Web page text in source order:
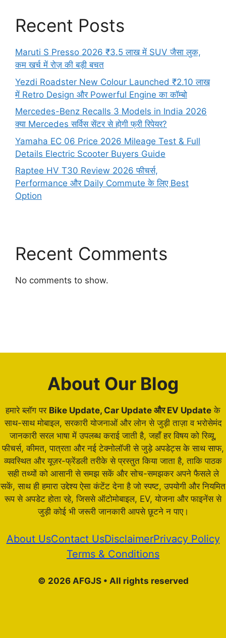
Recent Posts
Maruti S Presso 2026 ₹3.5 लाख में SUV जैसा लुक,
कम खर्च में रोज़ की बड़ी बचत
Yezdi Roadster New Colour Launched ₹2.10 लाख
में Retro Design और Powerful Engine का कॉम्बो
Mercedes-Benz Recalls 3 Models in India 2026
क्या Mercedes सर्विस सेंटर से होगी फ्री रिपेयर?
Yamaha EC 06 Price 2026 Mileage Test & Full
Details Electric Scooter Buyers Guide
Raptee HV T30 Review 2026 फीचर्स,
Performance और Daily Commute के लिए Best
Option
Recent Comments
No comments to show.
About Our Blog
हमारे ब्लॉग पर Bike Update, Car Update और EV Update के
साथ-साथ मोबाइल, सरकारी योजनाओं और लोन से जुड़ी ताज़ा व भरोसेमंद
जानकारी सरल भाषा में उपलब्ध कराई जाती है, जहाँ हर विषय को रिव्यू,
फीचर्स, कीमत, पात्रता और नई टेक्नोलॉजी से जुड़े अपडेट्स के साथ साफ,
व्यवस्थित और यूज़र-फ्रेंडली तरीके से प्रस्तुत किया जाता है, ताकि पाठक
सही तथ्यों को आसानी से समझ सकें और सोच-समझकर अपने फैसले ले
सकें, साथ ही हमारा उद्देश्य ऐसा कंटेंट देना है जो स्पष्ट, उपयोगी और नियमित
रूप से अपडेट होता रहे, जिससे ऑटोमोबाइल, EV, योजना और फाइनेंस से
जुड़ी कोई भी जरूरी जानकारी आपसे छूटने न पाए।
About UsContact UsDisclaimerPrivacy Policy
Terms & Conditions
© 2026 AFGJS • All rights reserved